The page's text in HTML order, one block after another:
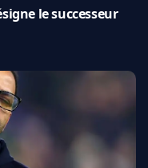
le successeur